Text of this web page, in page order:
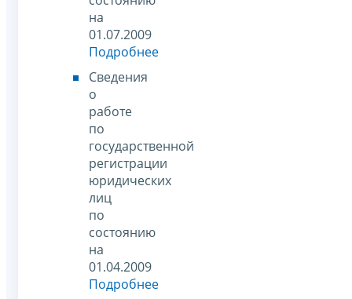
на
01.07.2009
Подробнее
Сведения
о
работе
по
государственной
регистрации
юридических
лиц
по
состоянию
на
01.04.2009
Подробнее